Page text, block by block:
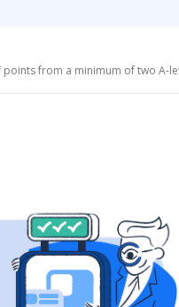
points from a minimum of two A-